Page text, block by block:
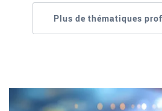
Plus de